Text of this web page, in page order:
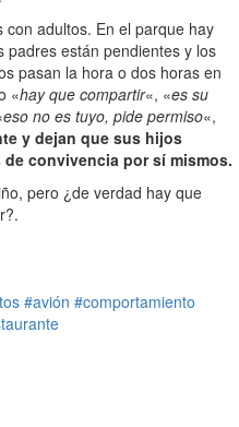
adultos. En el parque hay
padres están pendientes y los
pasan la hora o dos horas en
«hay que compartir«, «es su
eso no es tuyo, pide permiso«,
y dejan que sus hijos
convivencia por sí mismos.
pero ¿de verdad hay que
#avión #comportamiento